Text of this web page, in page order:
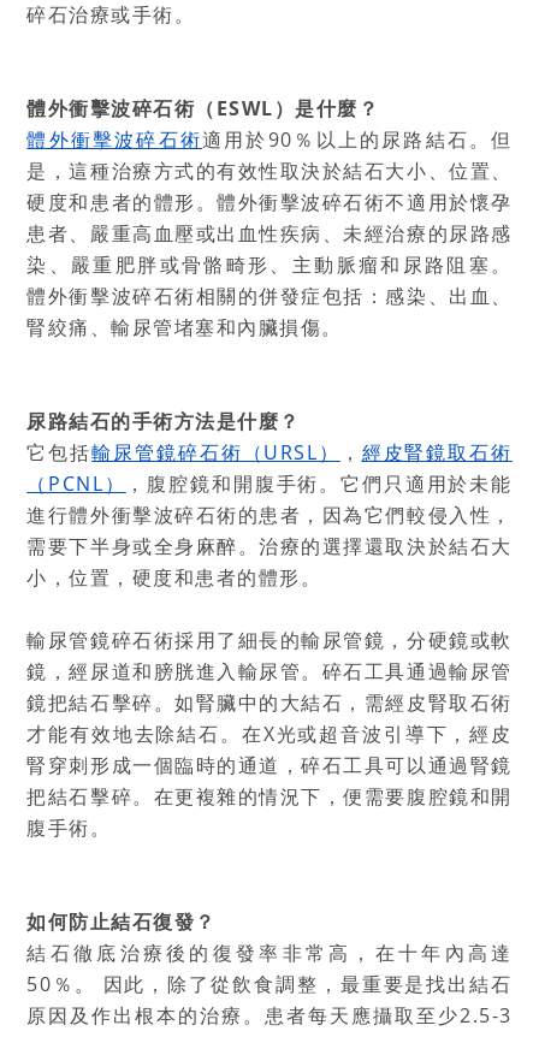
碎石治療或手術。
體外衝擊波碎石術（ESWL）是什麼？
體外衝擊波碎石術適用於90％以上的尿路結石。但
是，這種治療方式的有效性取決於結石大小、位置、
硬度和患者的體形。體外衝擊波碎石術不適用於懷孕
患者、嚴重高血壓或出血性疾病、未經治療的尿路感
染、嚴重肥胖或骨骼畸形、主動脈瘤和尿路阻塞。
體外衝擊波碎石術相關的併發症包括：感染、出血、
腎絞痛、輸尿管堵塞和內臟損傷。
尿路結石的手術方法是什麼？
它包括輸尿管鏡碎石術（URSL） ， 經皮腎鏡取石術
（PCNL）
，腹腔鏡和開腹手術。它們只適用於未能
進行體外衝擊波碎石術的患者，因為它們較侵入性，
需要下半身或全身麻醉。治療的選擇還取決於結石大
小，位置，硬度和患者的體形。
輸尿管鏡碎石術採用了細長的輸尿管鏡，分硬鏡或軟
鏡，經尿道和膀胱進入輸尿管。碎石工具通過輸尿管
鏡把結石擊碎。如腎臟中的大結石，需經皮腎取石術
才能有效地去除結石。在X光或超音波引導下，經皮
腎穿刺形成一個臨時的通道，碎石工具可以通過腎鏡
把結石擊碎。在更複雜的情況下，便需要腹腔鏡和開
腹手術。
如何防止結石復發？
結石徹底治療後的復發率非常高，在十年內高達
50％。 因此，除了從飲食調整，最重要是找出結石
原因及作出根本的治療。患者每天應攝取至少2.5-3